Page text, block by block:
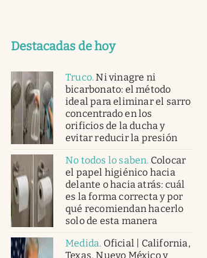
Destacadas de hoy
Truco.Ni vinagre ni
bicarbonato: el método
ideal para eliminar el sarro
concentrado en los
orificios de la ducha y
evitar reducir la presión
No todos lo saben. Colocar
el papel higiénico hacia
delante o hacia atrás: cuál
es la forma correcta y por
qué recomiendan hacerlo
solo de esta manera
Medida. Oficial | California,
Texas, Nuevo México y